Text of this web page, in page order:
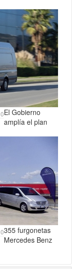
0El Gobierno
amplía el plan
0355 furgonetas
Mercedes Benz